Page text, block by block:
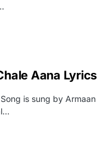
Aana Lyrics
is sung by Armaan